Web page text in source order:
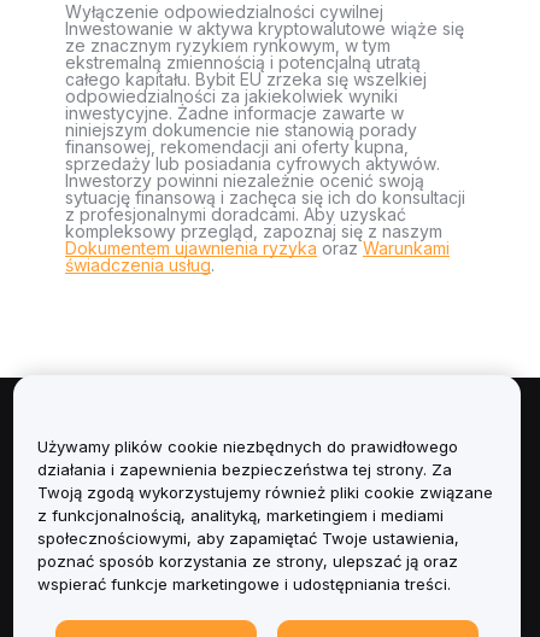
Wyłączenie odpowiedzialności cywilnej
Inwestowanie w aktywa kryptowalutowe wiąże się
ze znacznym ryzykiem rynkowym, w tym
ekstremalną zmiennością i potencjalną utratą
całego kapitału. Bybit EU zrzeka się wszelkiej
odpowiedzialności za jakiekolwiek wyniki
inwestycyjne. Żadne informacje zawarte w
niniejszym dokumencie nie stanowią porady
finansowej, rekomendacji ani oferty kupna,
sprzedaży lub posiadania cyfrowych aktywów.
Inwestorzy powinni niezależnie ocenić swoją
sytuację finansową i zachęca się ich do konsultacji
z profesjonalnymi doradcami. Aby uzyskać
kompleksowy przegląd, zapoznaj się z naszym
Dokumentem ujawnienia ryzyka orazWarunkami
świadczenia usług.
Informacje
Usługi
Obsługa Klienta
Używamy plików cookie niezbędnych do prawidłowego
działania i zapewnienia bezpieczeństwa tej strony. Za
Twoją zgodą wykorzystujemy również pliki cookie związane
z funkcjonalnością, analityką, marketingiem i mediami
społecznościowymi, aby zapamiętać Twoje ustawienia,
poznać sposób korzystania ze strony, ulepszać ją oraz
wspierać funkcje marketingowe i udostępniania treści.